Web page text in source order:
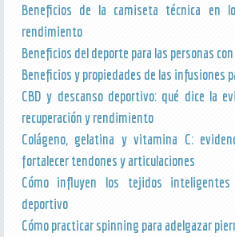
Beneficios de la camiseta técnica en
rendimiento
Beneficios del deporte para las personas
Beneficios y propiedades de las infusiones
CBD y descanso deportivo: qué dice la
recuperación y rendimiento
Colágeno, gelatina y vitamina C:
fortalecer tendones y articulaciones
Cómo influyen los tejidos
deportivo
Cómo practicar spinning para adelgazar